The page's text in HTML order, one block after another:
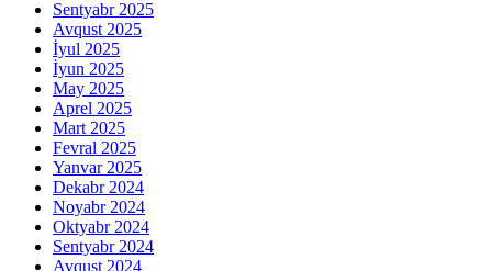
Sentyabr 2025
Avqust 2025
İyul 2025
İyun 2025
May 2025
Aprel 2025
Mart 2025
Fevral 2025
Yanvar 2025
Dekabr 2024
Noyabr 2024
Oktyabr 2024
Sentyabr 2024
Avqust 2024